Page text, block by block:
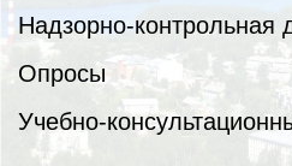
Надзорно-контрольная
Опросы
Учебно-